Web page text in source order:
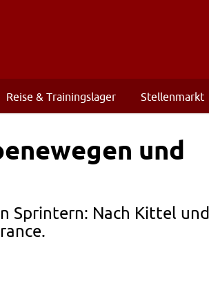
Reise & Trainingslager Stellenmarkt
und
Sprintern: Nach Kittel und